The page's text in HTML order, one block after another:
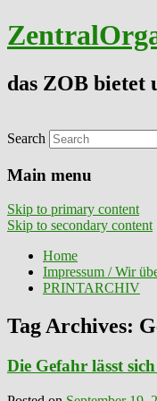
das ZOB bietet
Search
Main menu
Skip to primary content
Skip to secondary content
Home
Impressum / Wir
PRINTARCHIV
Tag Archives:
Die Gefahr lässt